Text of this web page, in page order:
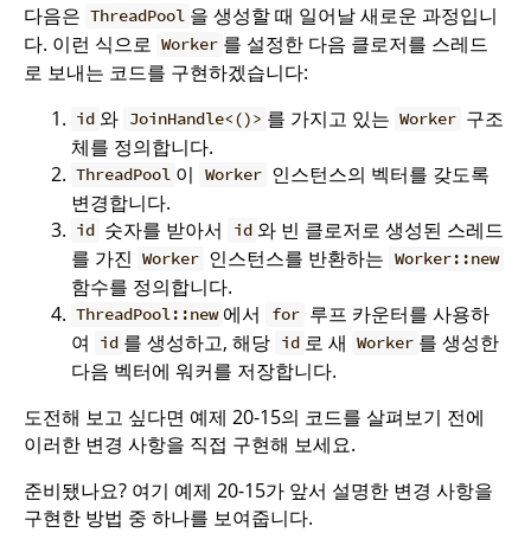
다음은 ThreadPool 을 생성할 때 일어날 새로운 과정입니
다. 이런 식으로 Worker 를 설정한 다음 클로저를 스레드
로 보내는 코드를 구현하겠습니다:
id 와 JoinHandle<()> 를 가지고 있는 Worker 구조
체를 정의합니다.
ThreadPool 이 Worker 인스턴스의 벡터를 갖도록
변경합니다.
id 숫자를 받아서 id 와 빈 클로저로 생성된 스레드
를 가진 Worker 인스턴스를 반환하는 Worker::new
함수를 정의합니다.
ThreadPool::new 에서 for 루프 카운터를 사용하
여
id 를 생성하고, 해당 id 로 새 Worker 를 생성한
다음 벡터에 워커를 저장합니다.
도전해 보고 싶다면 예제 20-15의 코드를 살펴보기 전에
이러한 변경 사항을 직접 구현해 보세요.
준비됐나요? 여기 예제 20-15가 앞서 설명한 변경 사항을
구현한 방법 중 하나를 보여줍니다.